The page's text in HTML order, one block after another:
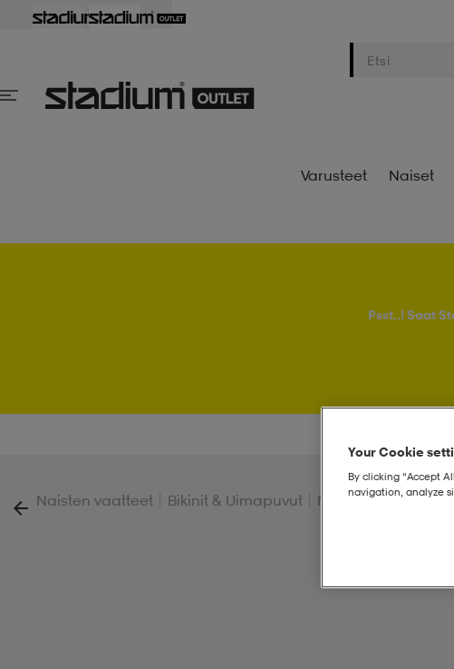
Varusteet Naiset
Psst..! Saat
Naisten vaatteet Bikinit & Uimapuvut Naisten bikinit |
Your Cookie
By clicking “Accept
navigation, analyze